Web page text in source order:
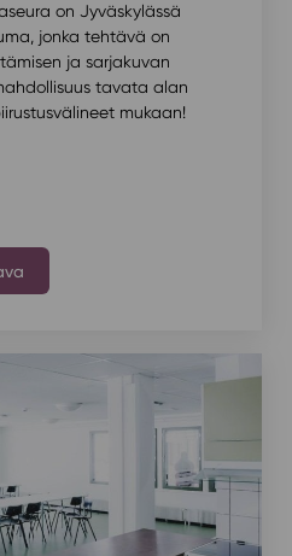
on Jyväskylässä
jonka tehtävä on
ja sarjakuvan
tavata alan
mukaan!